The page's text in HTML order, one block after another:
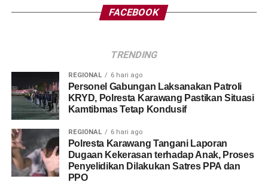
FACEBOOK
TRENDING
REGIONAL 6 hari ago
Personel Gabungan Laksanakan Patroli
KRYD, Polresta Karawang Pastikan Situasi
Kamtibmas Tetap Kondusif
REGIONAL 6 hari ago
Polresta Karawang Tangani Laporan
Dugaan Kekerasan terhadap Anak, Proses
Penyelidikan Dilakukan Satres PPA dan
PPO